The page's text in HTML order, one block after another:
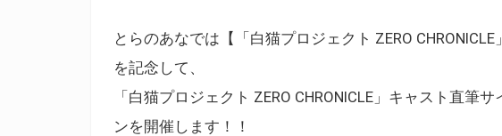
とらのあなでは【「白猫プロジェクト ZERO
を記念して、
「白猫プロジェクト ZERO CHRONICLE」キャスト直筆
ンを開催します！！